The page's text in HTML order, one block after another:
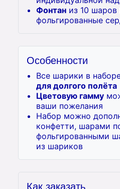
Фонтан из 10 шаров
фольгированные
Особенности
Все шарики в
для долгого полёта
Цветовую гамму
ваши пожелания
Набор можно
конфетти, шарами
фольгированными
из шариков
Как заказать